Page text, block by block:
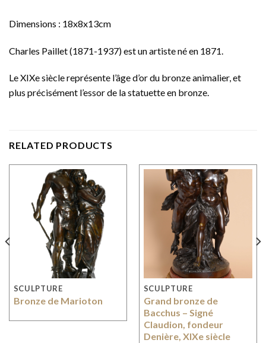
Dimensions : 18x8x13cm
Charles Paillet (1871-1937) est un artiste né en 1871.
Le XIXe siècle représente l’âge d’or du bronze animalier, et
plus précisément l’essor de la statuette en bronze.
RELATED PRODUCTS
SCULPTURE
Bronze de Marioton
SCULPTURE
Grand bronze de
Bacchus – Signé
Claudion, fondeur
Denière, XIXe siècle